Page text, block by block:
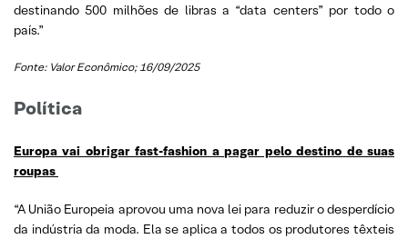
destinando 500 milhões de libras a “data centers” por todo o
país.”
Fonte: Valor Econômico; 16/09/2025
Política
Europa vai obrigar fast-fashion a pagar pelo destino de suas
roupas
“A União Europeia aprovou uma nova lei para reduzir o desperdício
da indústria da moda. Ela se aplica a todos os produtores têxteis